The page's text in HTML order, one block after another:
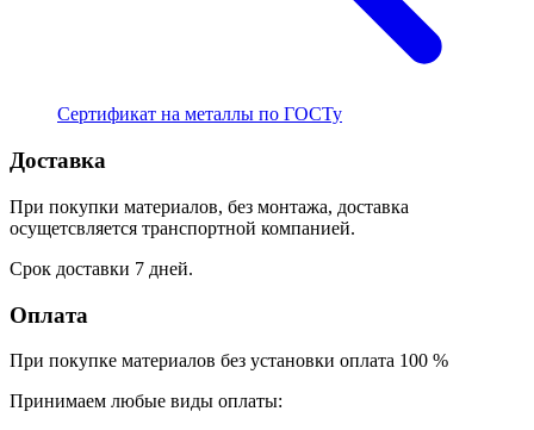
Сертификат на металлы по ГОСТу
Доставка
При покупки материалов, без монтажа, доставка
осущетсвляется транспортной компанией.
Срок доставки 7 дней.
Оплата
При покупке материалов без установки оплата 100 %
Принимаем любые виды оплаты: